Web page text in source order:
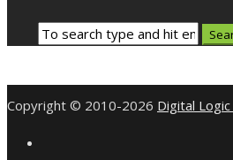
Copyright © 2010-2026 Digital